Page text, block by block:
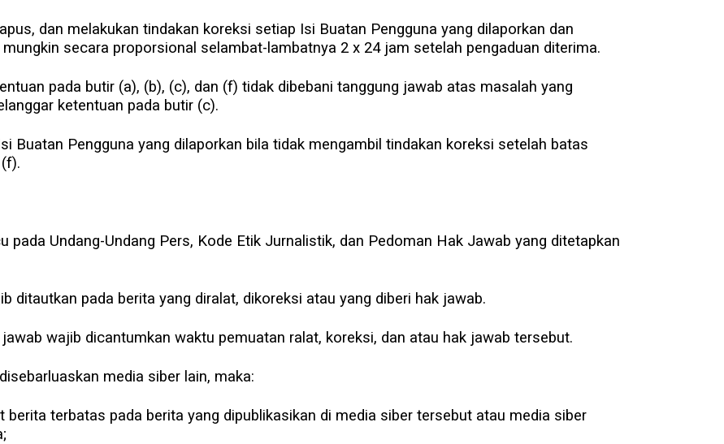
dan melakukan tindakan koreksi setiap Isi Buatan Pengguna yang dilaporkan dan
secara proporsional selambat-lambatnya 2 x 24 jam setelah pengaduan diterima.
pada butir (a), (b), (c), dan (f) tidak dibebani tanggung jawab atas masalah yang
ketentuan pada butir (c).
Buatan Pengguna yang dilaporkan bila tidak mengambil tindakan koreksi setelah batas
pada Undang-Undang Pers, Kode Etik Jurnalistik, dan Pedoman Hak Jawab yang ditetapkan
ditautkan pada berita yang diralat, dikoreksi atau yang diberi hak jawab.
wajib dicantumkan waktu pemuatan ralat, koreksi, dan atau hak jawab tersebut.
media siber lain, maka:
berita terbatas pada berita yang dipublikasikan di media siber tersebut atau media siber